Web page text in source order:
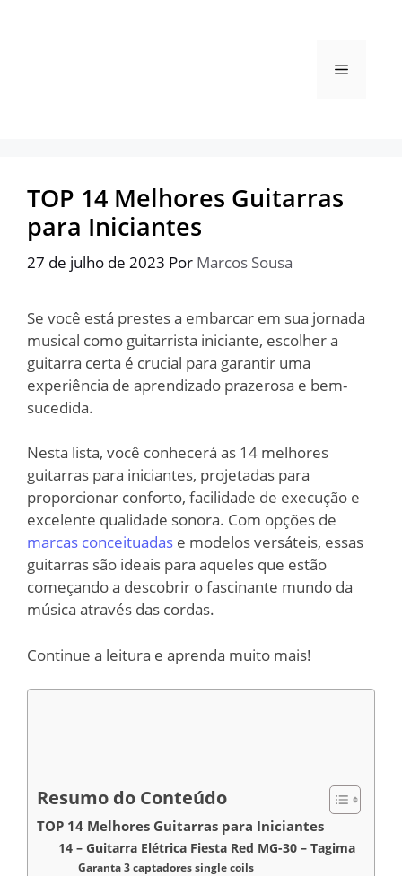
Menu
TOP 14 Melhores Guitarras
para Iniciantes
27 de julho de 2023 Por Marcos Sousa
Se você está prestes a embarcar em sua jornada
musical como guitarrista iniciante, escolher a
guitarra certa é crucial para garantir uma
experiência de aprendizado prazerosa e bem-
sucedida.
Nesta lista, você conhecerá as 14 melhores
guitarras para iniciantes, projetadas para
proporcionar conforto, facilidade de execução e
excelente qualidade sonora. Com opções de
marcas conceituadas e modelos versáteis, essas
guitarras são ideais para aqueles que estão
começando a descobrir o fascinante mundo da
música através das cordas.
Continue a leitura e aprenda muito mais!
Resumo do Conteúdo
TOP 14 Melhores Guitarras para Iniciantes
14 – Guitarra Elétrica Fiesta Red MG-30 – Tagima
Garanta 3 captadores single coils